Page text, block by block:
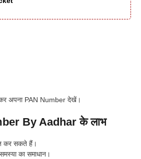
अपना PAN Number देखें।
By Aadhar के लाभ
कर सकते हैं।
का समाधान।